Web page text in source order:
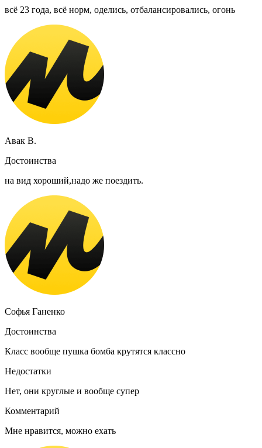
всё 23 года, всё норм, оделись, отбалансировались, огонь
Авак В.
Достоинства
на вид хороший,надо же поездить.
Софья Ганенко
Достоинства
Класс вообще пушка бомба крутятся классно
Недостатки
Нет, они круглые и вообще супер
Комментарий
Мне нравится, можно ехать